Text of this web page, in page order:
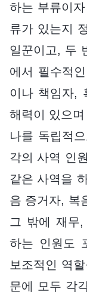
하는 부류이
류가 있는지
일꾼이고, 두
에서 필수적
이나 책임자,
해력이 있으
나를 독립적
각의 사역 인
같은 사역을
음 증거자, 복
그 밖에 재무
하는 인원도
보조적인 역
문에 모두 각